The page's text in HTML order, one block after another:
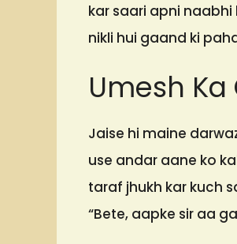
kar saari apni naabhi
nikli hui gaand ki
Umesh
Jaise hi maine
use andar aane ko
taraf jhukh kar kuch
“Bete, aapke sir aa